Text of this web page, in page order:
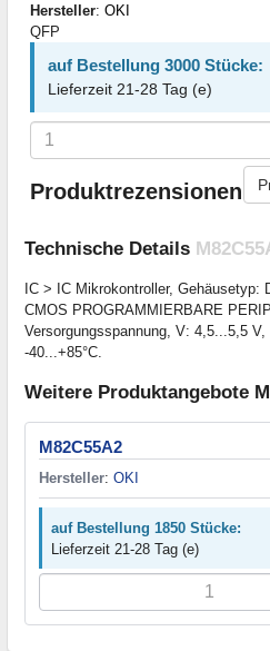
Hersteller: OKI
QFP
auf Bestellung 3000 Stücke:
Lieferzeit 21-28 Tag (e)
Produktrezensionen
Technische Details
IC > IC Mikrokontroller, Gehäusetyp:
CMOS PROGRAMMIERBARE
Versorgungsspannung, V: 4,5...5,5 V,
-40...+85°C.
Weitere Produktangebote
M82C55A2
Hersteller: OKI
auf Bestellung 1850 Stücke:
Lieferzeit 21-28 Tag (e)